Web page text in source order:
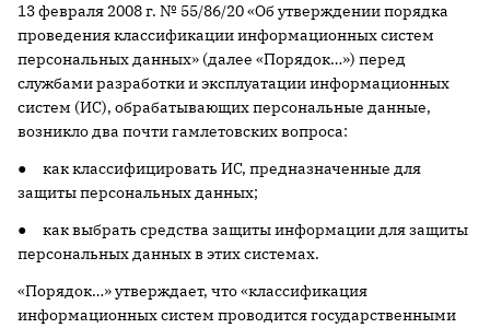
13 февраля2008 г. № 55/86/20 «Об утверждении порядка
проведения классификации информационных систем
персональных данных» (далее «Порядок…») перед
службами разработки и эксплуатации информационных
систем (ИС), обрабатывающих персональные данные,
возникло два почти гамлетовских вопроса:
● как классифицировать ИС, предназначенные для
защиты персональных данных;
● как выбрать средства защиты информации для защиты
персональных данных в этих системах.
«Порядок…» утверждает, что «классификация
информационных систем проводится государственными